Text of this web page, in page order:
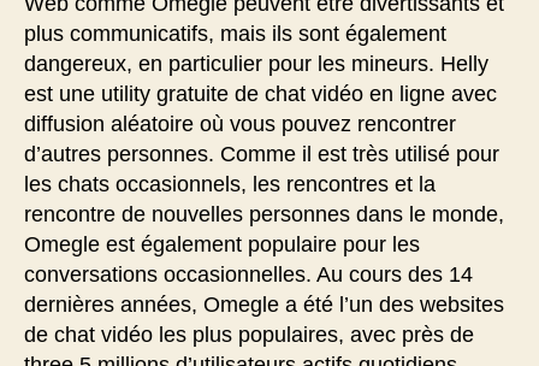
plus communicatifs, mais ils sont également
dangereux, en particulier pour les mineurs. Helly
est une utility gratuite de chat vidéo en ligne avec
diffusion aléatoire où vous pouvez rencontrer
d’autres personnes. Comme il est très utilisé pour
les chats occasionnels, les rencontres et la
rencontre de nouvelles personnes dans le monde,
Omegle est également populaire pour les
conversations occasionnelles. Au cours des 14
dernières années, Omegle a été l’un des websites
de chat vidéo les plus populaires, avec près de